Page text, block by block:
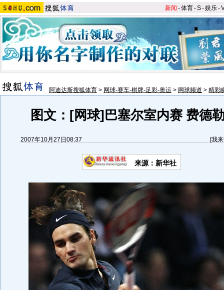
新闻 -体育-S-娱乐-
阿迪达斯搜狐体育 > 网球-赛车-棋牌-足彩-奥运 > 网球频道 > 精彩
图文：[网球]巴塞尔室内赛 费德
2007年10月27日08:37 [我
来源：新华社